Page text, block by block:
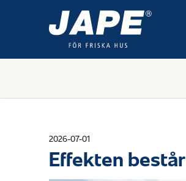
2026-07-01
Effekten består